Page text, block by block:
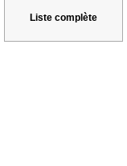
Liste complète